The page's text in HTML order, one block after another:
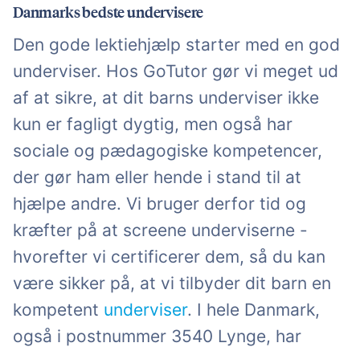
Danmarks bedste undervisere
Den gode lektiehjælp starter med en god
underviser. Hos GoTutor gør vi meget ud
af at sikre, at dit barns underviser ikke
kun er fagligt dygtig, men også har
sociale og pædagogiske kompetencer,
der gør ham eller hende i stand til at
hjælpe andre. Vi bruger derfor tid og
kræfter på at screene underviserne -
hvorefter vi certificerer dem, så du kan
være sikker på, at vi tilbyder dit barn en
kompetent underviser. I hele Danmark,
også i postnummer 3540 Lynge, har